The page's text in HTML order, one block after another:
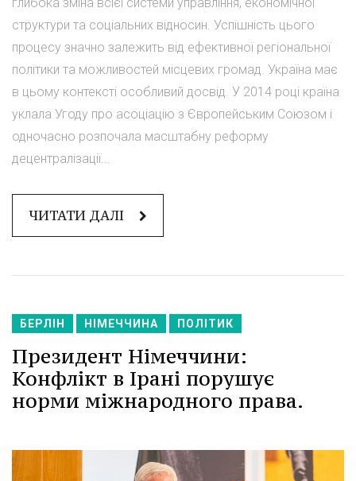
структури та соціальних відносин. Успішність цього
процесу значно залежить від ефективної регіональної
політики та можливостей місцевих громад. Україна має
в цьому контексті особливий досвід. У 2014 році країна
уклала Угоду про асоціацію з Європейським Союзом і
одночасно розпочала масштабну реформу
децентралізації...
ЧИТАТИ ДАЛІ
БЕРЛІН НІМЕЧЧИНА ПОЛІТИК
Президент Німеччини:
Конфлікт в Ірані порушує
норми міжнародного права.